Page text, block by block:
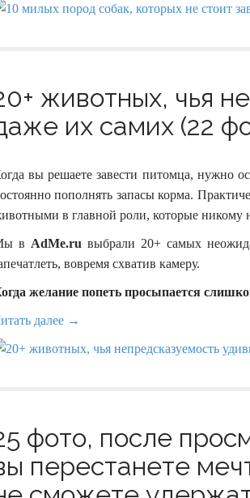
животных, чья
их самих (22
вы решаете завести питомца, нужно
пополнять запасы корма.
в главной роли, которые никому
в AdMe.ru выбрали 20+ самых
вовремя схватив камеру.
желание попеть просыпается
далее →
фото, после
перестанете